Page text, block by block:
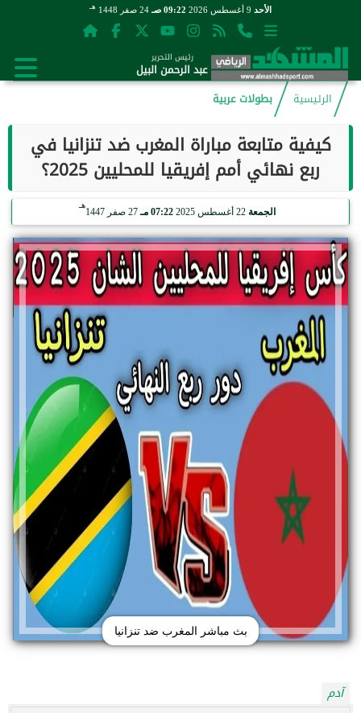
الأحد 09:22 صـ 24 صفر 1448 هـ
رئيس التحرير
عبد الرحمن البيل
الرئيسية
بطولات عربية
كيفية متابعة مباراة المغرب ضد تنزانيا في
ربع نهائي أمم إفريقيا للمحليين 2025؟
الجمعة 07:22 مـ 27 صفر 1447
هـ
بث مباشر المغرب ضد تنزانيا
آدم